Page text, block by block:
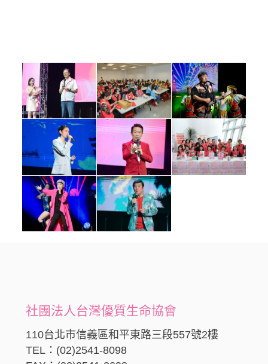
社團法人台灣優質生命協會
110台北市信義區和平東路三段557號2樓
TEL：(02)2541-8098